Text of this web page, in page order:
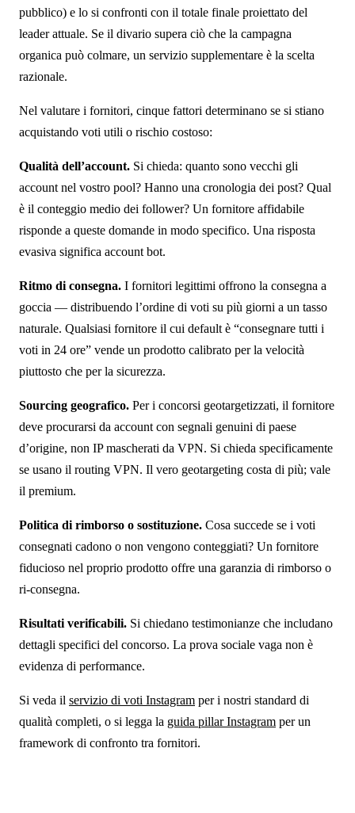
pubblico) e lo si confronti con il totale finale proiettato del
leader attuale. Se il divario supera ciò che la campagna
organica può colmare, un servizio supplementare è la scelta
razionale.
Nel valutare i fornitori, cinque fattori determinano se si stiano
acquistando voti utili o rischio costoso:
Qualità dell’account. Si chieda: quanto sono vecchi gli
account nel vostro pool? Hanno una cronologia dei post? Qual
è il conteggio medio dei follower? Un fornitore affidabile
risponde a queste domande in modo specifico. Una risposta
evasiva significa account bot.
Ritmo di consegna. I fornitori legittimi offrono la consegna a
goccia — distribuendo l’ordine di voti su più giorni a un tasso
naturale. Qualsiasi fornitore il cui default è “consegnare tutti i
voti in 24 ore” vende un prodotto calibrato per la velocità
piuttosto che per la sicurezza.
Sourcing geografico. Per i concorsi geotargetizzati, il fornitore
deve procurarsi da account con segnali genuini di paese
d’origine, non IP mascherati da VPN. Si chieda specificamente
se usano il routing VPN. Il vero geotargeting costa di più; vale
il premium.
Politica di rimborso o sostituzione. Cosa succede se i voti
consegnati cadono o non vengono conteggiati? Un fornitore
fiducioso nel proprio prodotto offre una garanzia di rimborso o
ri-consegna.
Risultati verificabili. Si chiedano testimonianze che includano
dettagli specifici del concorso. La prova sociale vaga non è
evidenza di performance.
Si veda il servizio di voti Instagram per i nostri standard di
qualità completi, o si legga la guida pillar Instagram per un
framework di confronto tra fornitori.